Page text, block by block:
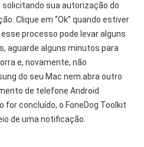
sua autorização do
Clique em “Ok” quando estiver
processo pode levar alguns
aguarde alguns minutos para
e, novamente, não
do seu Mac nem abra outro
de telefone Android.
for concluído, o FoneDog Toolkit
de uma notificação.